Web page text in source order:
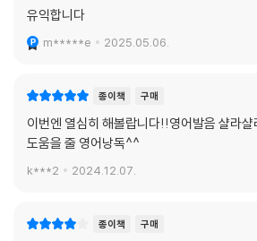
유익합니다
m*****e 2025.05.06.
종이책 구매
이번엔 열심히 해볼랍니다!!영어발음 샬라샬
도움을 줄 영어낭독^^
k***2 2024.12.07.
종이책 구매